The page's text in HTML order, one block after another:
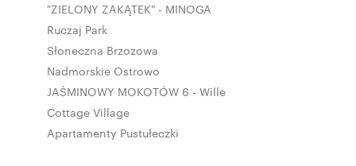
"ZIELONY ZAKĄTEK" - MINOGA
Ruczaj Park
Słoneczna Brzozowa
Nadmorskie Ostrowo
JAŚMINOWY MOKOTÓW 6 - Wille
Cottage Village
Apartamenty Pustułeczki